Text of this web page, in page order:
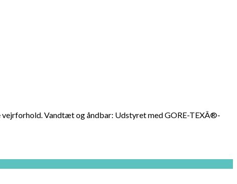
Vandtæt og åndbar: Udstyret med GORE-TEXÂ®-